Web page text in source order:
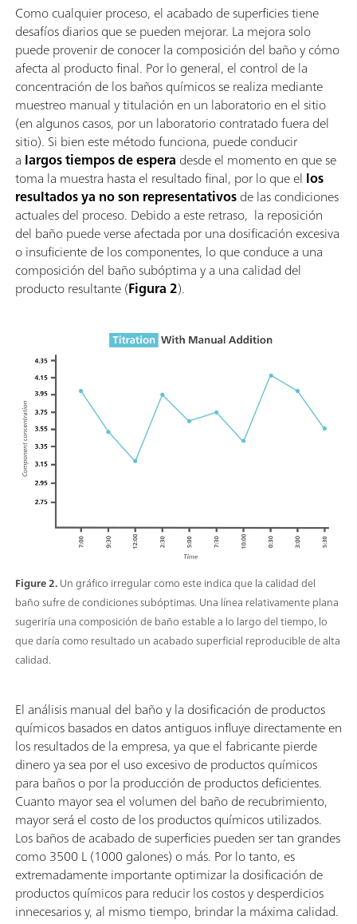
Como cualquier proceso, el acabado de superficies tiene
desafíos diarios que se pueden mejorar. La mejora solo
puede provenir de conocer la composición del baño y cómo
afecta al producto final. Por lo general, el control de la
concentración de los baños químicos se realiza mediante
muestreo manual y titulación en un laboratorio en el sitio
(en algunos casos, por un laboratorio contratado fuera del
sitio). Si bien este método funciona, puede conducir
a largos tiempos de espera desde el momento en que se
toma la muestra hasta el resultado final, por lo que el los
resultados ya no son representativosde las condiciones
actuales del proceso. Debido a este retraso, la reposición
del baño puede verse afectada por una dosificación excesiva
o insuficiente de los componentes, lo que conduce a una
composición del baño subóptima y a una calidad del
producto resultante (Figura 2).
Figure 2.Un gráfico irregular como este indica que la calidad del
baño sufre de condiciones subóptimas. Una línea relativamente plana
sugeriría una composición de baño estable a lo largo del tiempo, lo
que daría como resultado un acabado superficial reproducible de alta
calidad.
El análisis manual del baño y la dosificación de productos
químicos basados en datos antiguos influye directamente en
los resultados de la empresa, ya que el fabricante pierde
dinero ya sea por el uso excesivo de productos químicos
para baños o por la producción de productos deficientes.
Cuanto mayor sea el volumen del baño de recubrimiento,
mayor será el costo de los productos químicos utilizados.
Los baños de acabado de superficies pueden ser tan grandes
como 3500 L (1000 galones) o más. Por lo tanto, es
extremadamente importante optimizar la dosificación de
productos químicos para reducir los costos y desperdicios
innecesarios y, al mismo tiempo, brindar la máxima calidad.